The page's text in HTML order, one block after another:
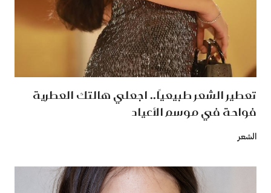
تعطير الشعر طبيعيًا.. اجعلي هالتك العطرية
فواحة في موسم الأعياد
الشعر